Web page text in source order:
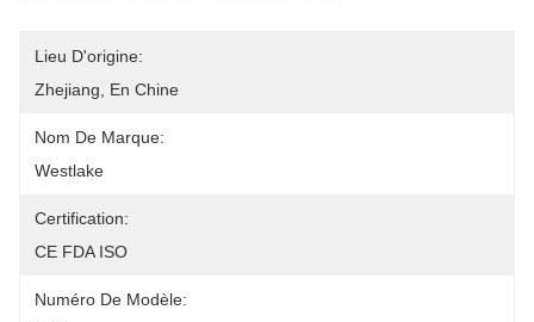
Lieu D'origine:
Zhejiang, En Chine
Nom De Marque:
Westlake
Certification:
CE FDA ISO
Numéro De Modèle: